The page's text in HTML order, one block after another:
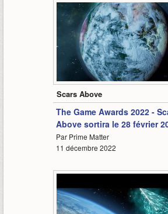
Scars Above
The Game Awards 2022 -
Above sortira le 28 février
Par Prime Matter
11 décembre 2022